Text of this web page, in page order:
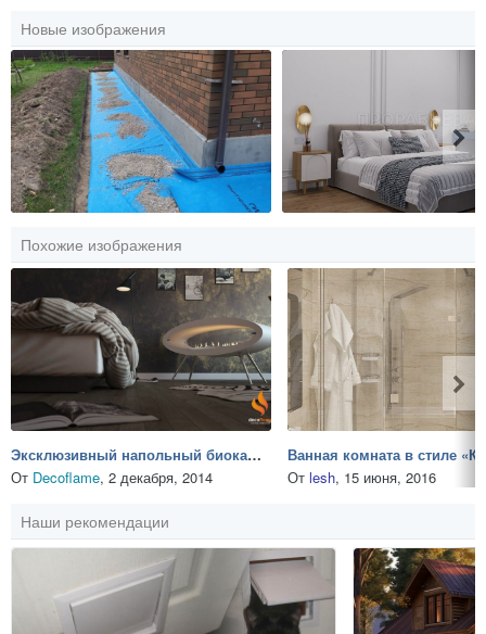
Новые изображения
Похожие изображения
Эксклюзивный напольный биокамин Ellipse floor
От Decoflame, 2 декабря, 2014 От lesh, 15 июня, 2016
Наши рекомендации